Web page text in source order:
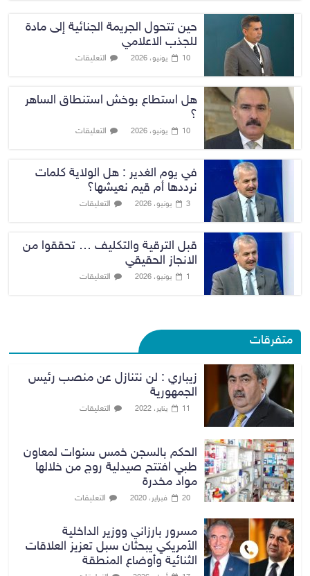
حين تتحول الجريمة الجنائية إلى مادة
للجذب الاعلامي
10 يونيو، 2026 التعليقات
هل استطاع بوخش استنطاق الساهر
؟
10 يونيو، 2026 التعليقات
في يوم الغدير : هل الولاية كلمات
نرددها أم قيم نعيشها؟
3 يونيو، 2026 التعليقات
قبل الترقية والتكليف … تحققوا من
الانجاز الحقيقي
1 يونيو، 2026 التعليقات
متفرقات
زيباري : لن نتنازل عن منصب رئيس
الجمهورية
11 يناير، 2022 التعليقات
الحكم بالسجن خمس سنوات لمعاون
طبي افتتح صيدلية روج من خلالها
مواد مخدرة
20 فبراير، 2020 التعليقات
مسرور بارزاني ووزير الداخلية
الأمريكي يبحثان سبل تعزيز العلاقات
الثنائية وأوضاع المنطقة